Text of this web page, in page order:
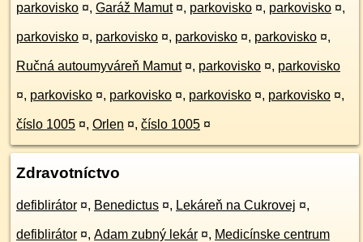
parkovisko ¤, Garáž Mamut ¤, parkovisko ¤, parkovisko ¤,
parkovisko ¤, parkovisko ¤, parkovisko ¤, parkovisko ¤,
Ručná autoumyváreň Mamut ¤, parkovisko ¤, parkovisko
¤, parkovisko ¤, parkovisko ¤, parkovisko ¤, parkovisko ¤,
číslo 1005 ¤, Orlen ¤, číslo 1005 ¤
Zdravotníctvo
defiblirátor ¤, Benedictus ¤, Lekáreň na Cukrovej ¤,
defiblirátor ¤, Adam zubný lekár ¤, Medicínske centrum